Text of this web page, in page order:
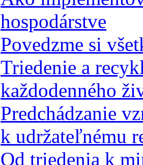
hospodárstve
Povedzme si
Triedenie a
každodenného
Predchádzanie
k udržateľnému
Od triedenia k